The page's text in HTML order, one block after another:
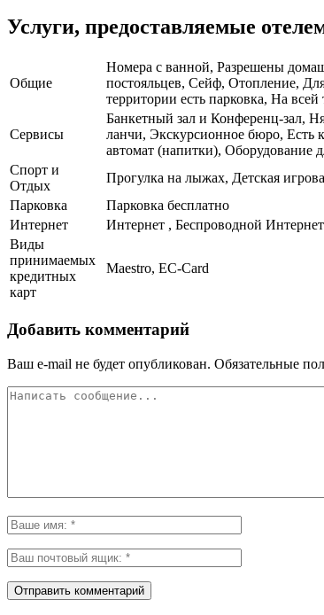
Услуги, предоставляемые
Общие
Номера с ванной, Разрешены
постояльцев, Сейф, Отопление,
территории есть парковка, На
Сервисы
Банкетный зал и Конференц-зал,
ланчи, Экскурсионное бюро, Есть
автомат (напитки), Оборудование
Спорт и
Отдых
Прогулка на лыжах, Детская
Парковка
Парковка бесплатно
Интернет
Интернет , Беспроводной
Виды
принимаемых
кредитных
карт
Maestro, EC-Card
Добавить комментарий
Ваш e-mail не будет опубликован. Обязательные